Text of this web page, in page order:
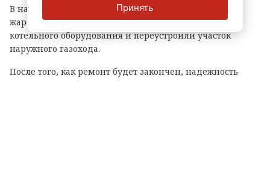
В начале лета в котельной заменили водогрейный
жаротрубный котел, а также устроили новую обвязку
котельного оборудования и переустроили участок
наружного газохода.
После того, как ремонт будет закончен, надежность
Принять